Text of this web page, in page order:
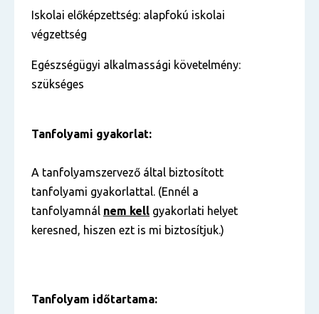
Iskolai előképzettség: alapfokú iskolai
végzettség
Egészségügyi alkalmassági követelmény:
szükséges
Tanfolyami gyakorlat:
A tanfolyamszervező által biztosított
tanfolyami gyakorlattal. (Ennél a
tanfolyamnál nem kell gyakorlati helyet
keresned, hiszen ezt is mi biztosítjuk.)
Tanfolyam időtartama: